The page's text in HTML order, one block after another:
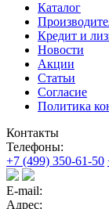
Каталог
Кредит и
Новости
Акции
Статьи
Согласие
Политика
Контакты
Телефоны:
+7 (499) 350-61-50
E-mail:
Адрес: